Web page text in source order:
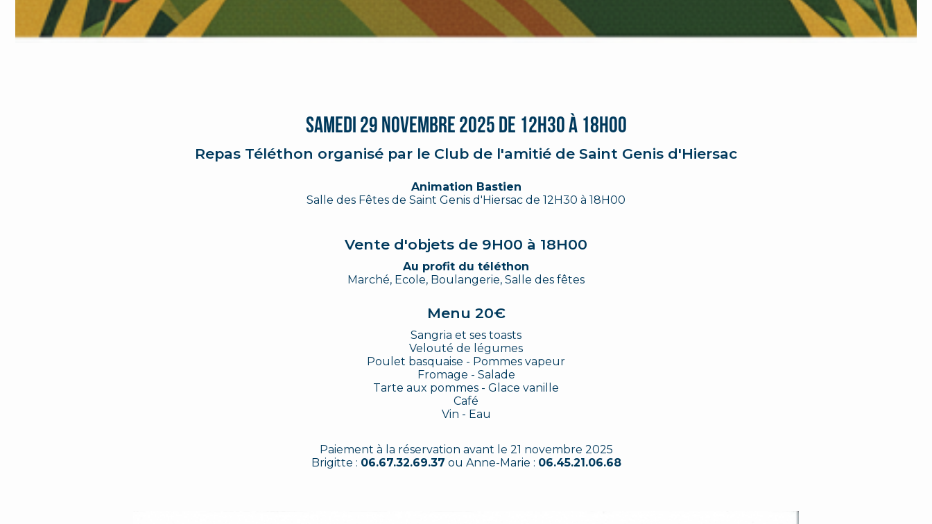
SAMEDI 29 Novembre 2025 de 12H30 à 18h00
Repas Téléthon organisé par le Club de l'amitié de Saint Genis d'Hiersac
Animation Bastien
Salle des Fêtes de Saint Genis d'Hiersac de 12H30 à 18H00
Vente d'objets de 9H00 à 18H00
Au profit du téléthon
Marché, Ecole, Boulangerie, Salle des fêtes
Menu 20€
Sangria et ses toasts
Velouté de légumes
Poulet basquaise - Pommes vapeur
Fromage - Salade
Tarte aux pommes - Glace vanille
Café
Vin - Eau
Paiement à la réservation avant le 21 novembre 2025
Brigitte : 06.67.32.69.37 ou Anne-Marie : 06.45.21.06.68